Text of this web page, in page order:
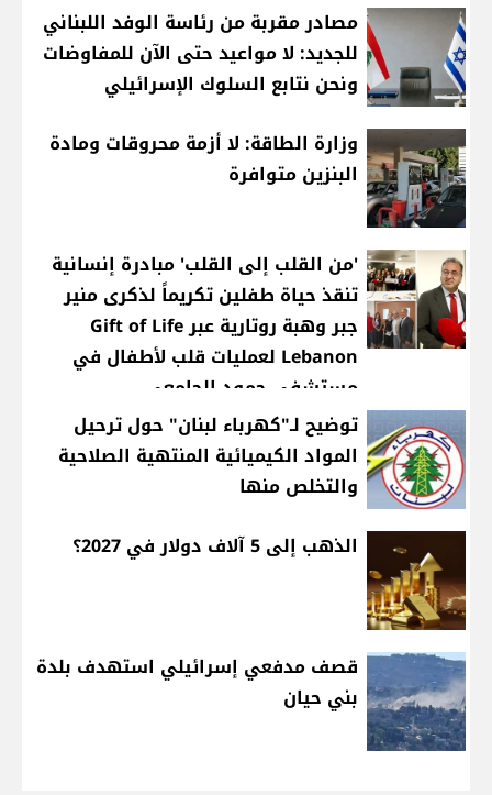
مصادر مقربة من رئاسة الوفد اللبناني
للجديد: لا مواعيد حتى الآن للمفاوضات
ونحن نتابع السلوك الإسرائيلي
وزارة الطاقة: لا أزمة محروقات ومادة
البنزين متوافرة
'من القلب إلى القلب' مبادرة إنسانية
تنقذ حياة طفلين تكريماً لذكرى منير
جبر وهبة روتارية عبر Gift of Life
Lebanon لعمليات قلب لأطفال في
مستشفى حمود الجامعي
توضيح لـ"كهرباء لبنان" حول ترحيل
المواد الكيميائية المنتهية الصلاحية
والتخلص منها
الذهب إلى 5 آلاف دولار في 2027؟
قصف مدفعي إسرائيلي استهدف بلدة
بني حيان